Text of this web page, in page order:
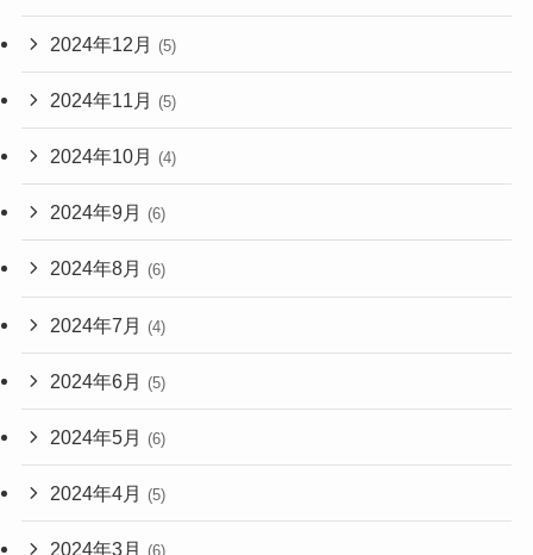
2024年12月 (5)
2024年11月 (5)
2024年10月 (4)
2024年9月 (6)
2024年8月 (6)
2024年7月 (4)
2024年6月 (5)
2024年5月 (6)
2024年4月 (5)
2024年3月 (6)